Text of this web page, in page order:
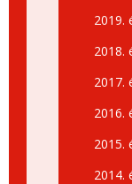
2019.
2018.
2017.
2016.
2015.
2014.